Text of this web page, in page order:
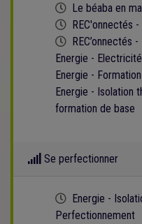
Cette
Le béaba en
Cette
REC'onnectés
Cette
REC’onnectés
Energie -
Energie -
Energie - Isolation
formation de base
Se perfectionner
Cette
Energie -
Perfectionnement